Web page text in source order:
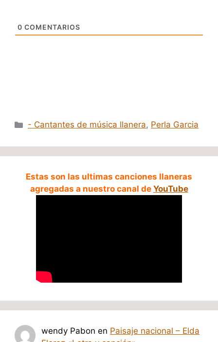
0 COMENTARIOS
Categorías
- Cantantes de música llanera, Perla Garcia
Estas son las ultimas canciones llaneras
agregadas a nuestro canal de YouTube
wendy Pabon en Paisaje nacional – Elda